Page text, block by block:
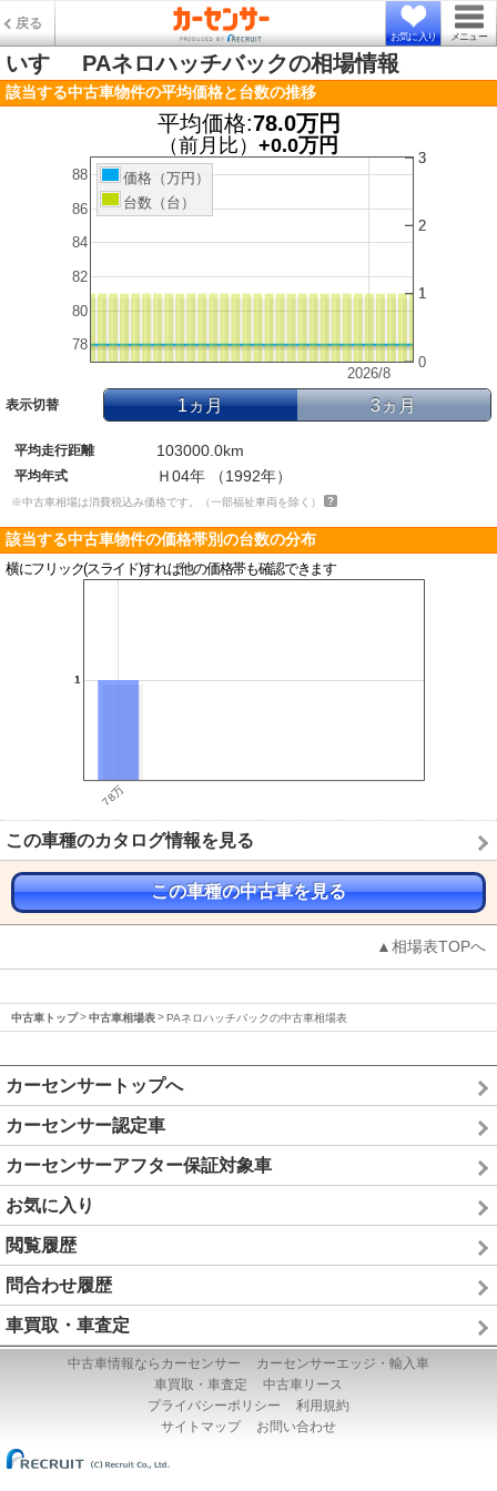
戻る
お気に入り メニュー
いすゞ PAネロハッチバックの相場情報
該当する中古車物件の平均価格と台数の推移
平均価格:78.0万円
（前月比） +0.0万円
2026/8
78
80
82
84
86
88
0
1
1
2
2
3
3
価格（万円）
台数（台）
表示切替 1ヵ月 3ヵ月
平均走行距離 103000.0km
平均年式 Ｈ04年 （1992年）
※中古車相場は消費税込み価格です。（一部福祉車両を除く）
該当する中古車物件の価格帯別の台数の分布
横にフリック(スライド)すれば他の価格帯も確認できます
この車種のカタログ情報を見る
この車種の中古車を見る
▲相場表TOPへ
中古車トップ 中古車相場表 PAネロハッチバックの中古車相場表
カーセンサートップへ
カーセンサー認定車
カーセンサーアフター保証対象車
お気に入り
閲覧履歴
問合わせ履歴
車買取・車査定
中古車情報ならカーセンサー
カーセンサーエッジ・輸入車
車買取・車査定
中古車リース
プライバシーポリシー
利用規約
サイトマップ
お問い合わせ